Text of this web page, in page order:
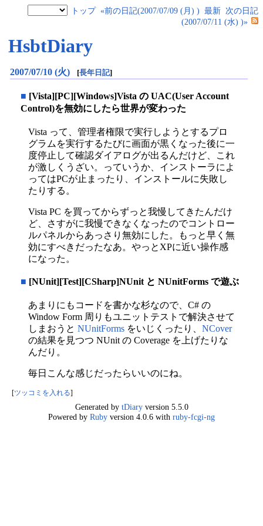
トップ «前の日記(2007/07/09 (月) ) 最新 次の日記
(2007/07/11 (水) )»
HsbtDiary
2007/07/10 (火) [長年日記]
■ [Vista][PC][Windows]Vista の UAC(User Account
Control)を無効にしたら世界が変わった
Vista って、管理者権限で実行しようとするプロ
グラムを実行するたびに画面が黒くなった後に一
度停止して確認ダイアログが出るんだけど、これ
が激しくうざい。っていうか、インストーラによ
ってはPCが止まったり、インストールに失敗し
たりする。
Vista PC を買ってからずっと我慢してきたんだけ
ど、さすがに我慢できなくなったのでコントロー
ルパネルからあっさり無効にした。もっと早く無
効にすべきだったなあ。やっとXPに近い操作感
になった。
■ [NUnit][Test][CSharp]NUnit と NUnitForms で遊ぶ
あまりにもコードを書かな杉なので、C# の
Window Form 周りもユニットテストで解決させて
しまおうと NUnitForms をいじくったり、 NCover
の結果を見つつ NUnit の Coverage を上げたりな
んだり。
毎日こんな感じだったらいいのにね。
ツッコミを入れる
Generated by tDiaryversion 5.5.0
Powered by Ruby version 4.0.6 with ruby-fcgi-ng